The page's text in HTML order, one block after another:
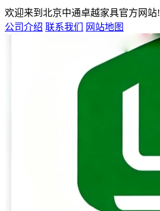
欢迎来到北京中通卓越家具官方网站!
公司介绍 联系我们 网站地图